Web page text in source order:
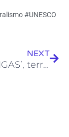
#UNESCO
NEXT
‘NO ME SIGAS’, terror digital que llega a Colombia